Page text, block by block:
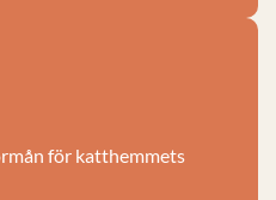
för katthemmets